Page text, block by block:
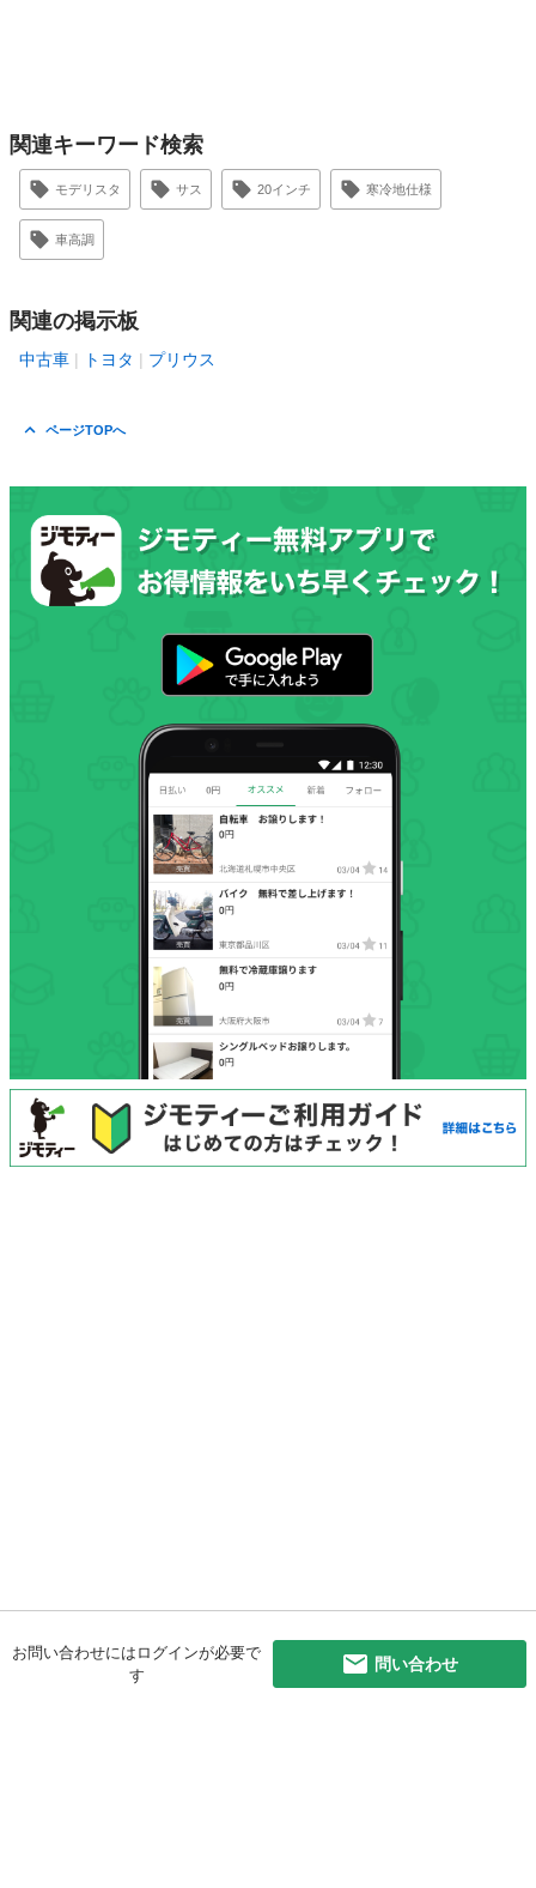
お問い合わせにはログインが必要で
す
問い合わせ
関連キーワード検索
モデリスタ サス 20インチ 寒冷地仕様
車高調
関連の掲示板
中古車 トヨタ プリウス
ページTOPへ